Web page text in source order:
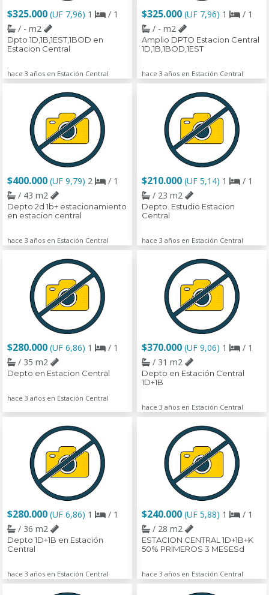
$325.000 (UF 7,96) 1
/ 1
/ - m2
Dpto 1D,1B,1EST,1BOD en
Estacion Central
hace 3 años en Estación Central
$325.000 (UF 7,96) 1
/ 1
/ - m2
Amplio DPTO Estacion Central
1D,1B,1BOD,1EST
hace 3 años en Estación Central
$400.000 (UF 9,79) 2
/ 1
/ 43 m2
Depto 2d 1b+ estacionamiento
en estacion central
hace 3 años en Estación Central
$210.000 (UF 5,14) 1
/ 1
/ 23 m2
Depto. Estudio Estacion
Central
hace 3 años en Estación Central
$280.000 (UF 6,86) 1
/ 1
/ 35 m2
Depto en Estacion Central
hace 3 años en Estación Central
$370.000 (UF 9,06) 1
/ 1
/ 31 m2
Depto en Estación Central
1D+1B
hace 3 años en Estación Central
$280.000 (UF 6,86) 1
/ 1
/ 36 m2
Depto 1D+1B en Estación
Central
hace 3 años en Estación Central
$240.000 (UF 5,88) 1
/ 1
/ 28 m2
ESTACION CENTRAL 1D+1B+K
50% PRIMEROS 3 MESESd
hace 3 años en Estación Central